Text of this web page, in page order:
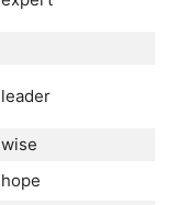
leader
wise
hope